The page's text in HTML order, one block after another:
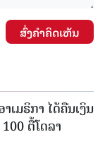
ສົ່ງຄໍາຄິດເຫັນ
ເມຣິກາ ໄດ້ຄືນເງິນ
ຕື້ໂດລາ